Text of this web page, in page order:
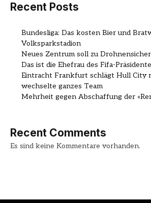
Recent Posts
Bundesliga: Das kosten Bier und
Volksparkstadion
Neues Zentrum soll zu
Das ist die Ehefrau des Fifa-
Eintracht Frankfurt schlägt Hull City
wechselte ganzes Team
Mehrheit gegen Abschaffung der
Recent Comments
Es sind keine Kommentare vorhanden.